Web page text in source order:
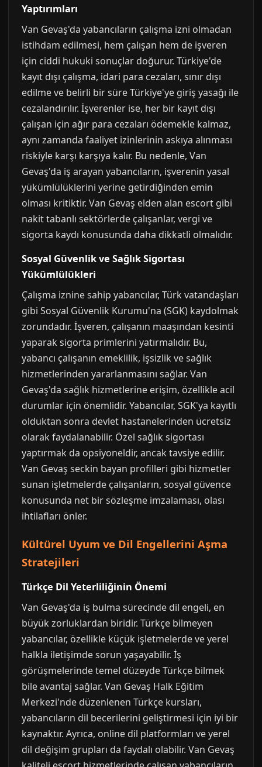
Yaptırımları
Van Gevaş'da yabancıların çalışma izni olmadan
istihdam edilmesi, hem çalışan hem de işveren
için ciddi hukuki sonuçlar doğurur. Türkiye'de
kayıt dışı çalışma, idari para cezaları, sınır dışı
edilme ve belirli bir süre Türkiye'ye giriş yasağı ile
cezalandırılır. İşverenler ise, her bir kayıt dışı
çalışan için ağır para cezaları ödemekle kalmaz,
aynı zamanda faaliyet izinlerinin askıya alınması
riskiyle karşı karşıya kalır. Bu nedenle, Van
Gevaş'da iş arayan yabancıların, işverenin yasal
yükümlülüklerini yerine getirdiğinden emin
olması kritiktir. Van Gevaş elden alan escort gibi
nakit tabanlı sektörlerde çalışanlar, vergi ve
sigorta kaydı konusunda daha dikkatli olmalıdır.
Sosyal Güvenlik ve Sağlık Sigortası
Yükümlülükleri
Çalışma iznine sahip yabancılar, Türk vatandaşları
gibi Sosyal Güvenlik Kurumu'na (SGK) kaydolmak
zorundadır. İşveren, çalışanın maaşından kesinti
yaparak sigorta primlerini yatırmalıdır. Bu,
yabancı çalışanın emeklilik, işsizlik ve sağlık
hizmetlerinden yararlanmasını sağlar. Van
Gevaş'da sağlık hizmetlerine erişim, özellikle acil
durumlar için önemlidir. Yabancılar, SGK'ya kayıtlı
olduktan sonra devlet hastanelerinden ücretsiz
olarak faydalanabilir. Özel sağlık sigortası
yaptırmak da opsiyoneldir, ancak tavsiye edilir.
Van Gevaş seckin bayan profilleri gibi hizmetler
sunan işletmelerde çalışanların, sosyal güvence
konusunda net bir sözleşme imzalaması, olası
ihtilafları önler.
Kültürel Uyum ve Dil Engellerini Aşma
Stratejileri
Türkçe Dil Yeterliliğinin Önemi
Van Gevaş'da iş bulma sürecinde dil engeli, en
büyük zorluklardan biridir. Türkçe bilmeyen
yabancılar, özellikle küçük işletmelerde ve yerel
halkla iletişimde sorun yaşayabilir. İş
görüşmelerinde temel düzeyde Türkçe bilmek
bile avantaj sağlar. Van Gevaş Halk Eğitim
Merkezi'nde düzenlenen Türkçe kursları,
yabancıların dil becerilerini geliştirmesi için iyi bir
kaynaktır. Ayrıca, online dil platformları ve yerel
dil değişim grupları da faydalı olabilir. Van Gevaş